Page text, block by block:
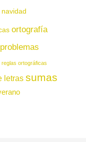
navidad
ortografía
problemas
reglas ortográficas
letras sumas